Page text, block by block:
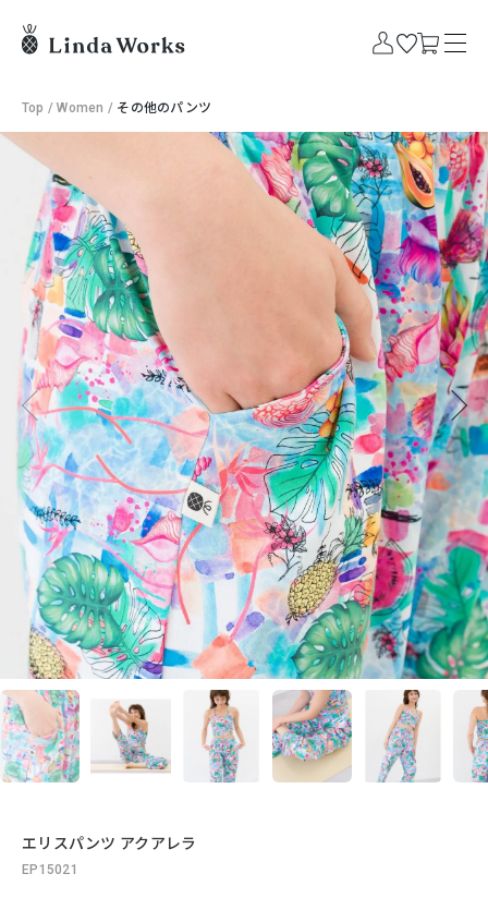
Top /Women / その他のパンツ
エリスパンツ アクアレラ
EP15021